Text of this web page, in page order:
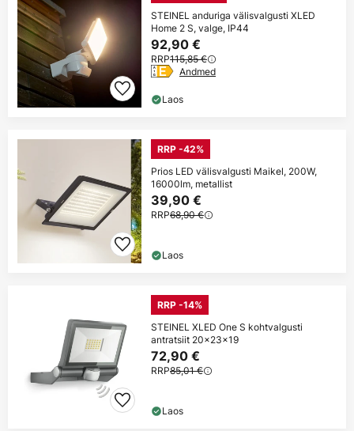
STEINEL anduriga välisvalgusti XLED
Home 2 S, valge, IP44
92,90 €
RRP115,85 €
Andmed
Laos
RRP -42%
Prios LED välisvalgusti Maikel, 200W,
16000lm, metallist
39,90 €
RRP68,90 €
Laos
RRP -14%
STEINEL XLED One S kohtvalgusti
antratsiit 20x23x19
72,90 €
RRP85,01 €
Laos